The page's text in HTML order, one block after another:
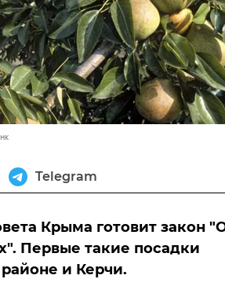
Telegram
Крыма готовит закон
Первые такие посадки
и Керчи.